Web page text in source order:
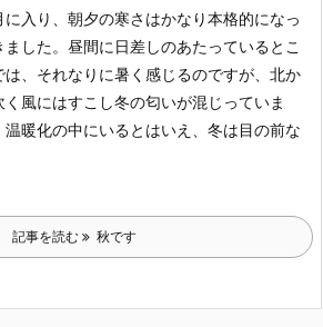
に入り、朝夕の寒さはかなり本格的になっ
した。 昼間に日差しのあたっているとこ
は、それなりに暑く感じるのですが、北か
く風にはすこし冬の匂いが混じっていま
温暖化の中にいるとはいえ、冬は目の前な
記事を読む 秋です